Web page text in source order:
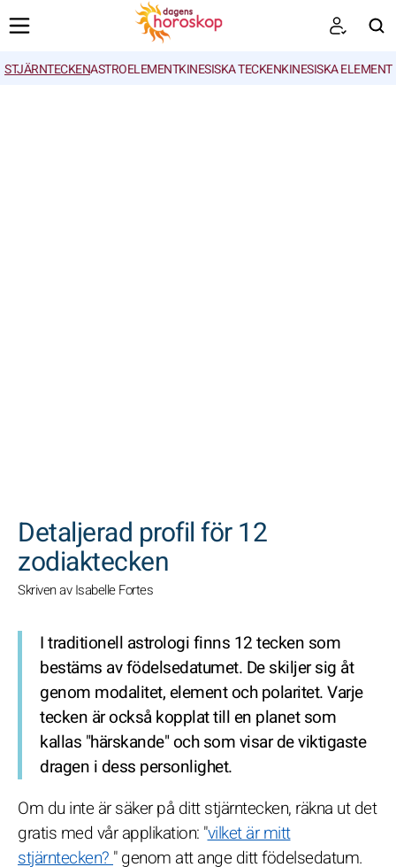
STJÄRNTECKENASTROELEMENTKINESISKA TECKENKINESISKA ELEMENT
Detaljerad profil för 12
zodiaktecken
Skriven av Isabelle Fortes
I traditionell astrologi finns 12 tecken som
bestäms av födelsedatumet. De skiljer sig åt
genom modalitet, element och polaritet. Varje
tecken är också kopplat till en planet som
kallas "härskande" och som visar de viktigaste
dragen i dess personlighet.
Om du inte är säker på ditt stjärntecken, räkna ut det
gratis med vår applikation: "vilket är mitt
stjärntecken?" genom att ange ditt födelsedatum.